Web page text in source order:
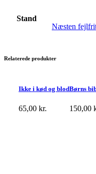
Stand
Næsten
Relaterede produkter
Børns
150,00
Ikke i kød og blod
65,00 kr.